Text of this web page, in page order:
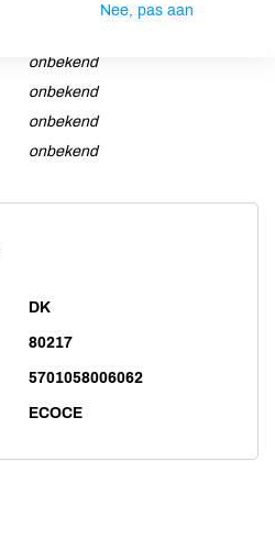
onbekend
onbekend
onbekend
onbekend
DK
80217
5701058006062
ECOCE
Nee, pas aan